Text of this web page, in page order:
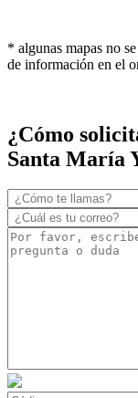
* algunas mapas no
de información en el
¿Cómo
Santa María